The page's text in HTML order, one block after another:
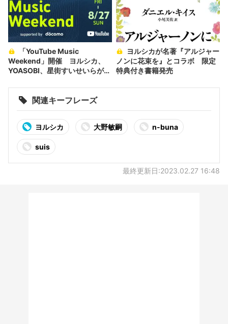
Weekend」開催 ヨルシカ、
YOASOBI、星街すいせいらがヘ
ノンに花束を』とコラボ 限定
特典付き書籍発売
関連キーフレーズ
ヨルシカ 大野敏嗣 n-buna
suis
最終更新日:2023.02.27 16:48